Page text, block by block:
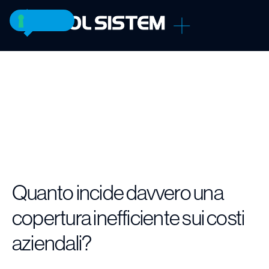
Quanto incide davvero una
copertura inefficiente sui costi
aziendali?